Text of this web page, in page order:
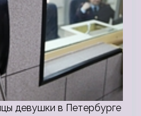
девушки в Петербурге